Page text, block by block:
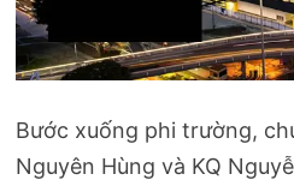
Bước xuống phi trường,
Nguyên Hùng và KQ